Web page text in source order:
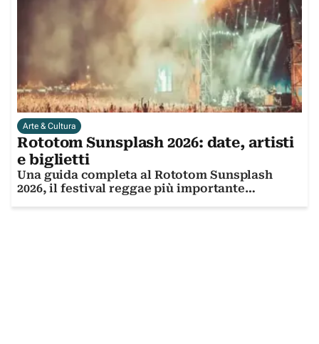
Arte & Cultura
Rototom Sunsplash 2026: date, artisti
e biglietti
Una guida completa al Rototom Sunsplash
2026, il festival reggae più importante